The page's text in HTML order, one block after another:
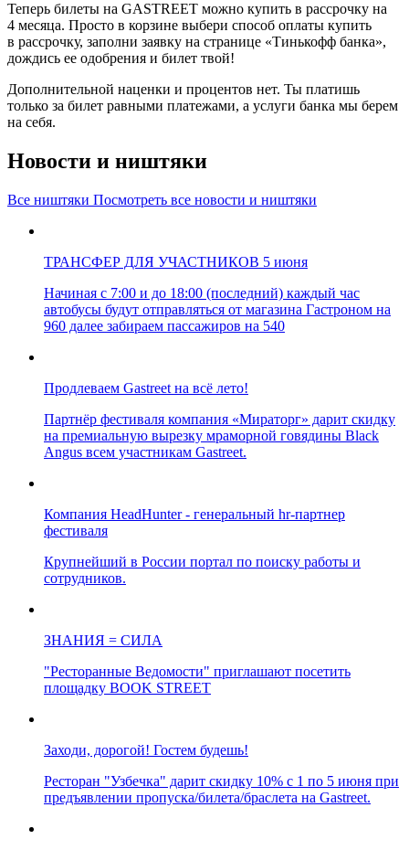
Теперь билеты на GASTREET можно купить в рассрочку на
4 месяца. Просто в корзине выбери способ оплаты купить
в рассрочку, заполни заявку на странице «Тинькофф банка»,
дождись ее одобрения и билет твой!
Дополнительной наценки и процентов нет. Ты платишь
только за билет равными платежами, а услуги банка мы берем
на себя.
Новости и ништяки
Bсе ништяки Посмотреть все новости и ништяки
ТРАНСФЕР ДЛЯ УЧАСТНИКОВ 5 июня
Начиная с 7:00 и до 18:00 (последний) каждый час
автобусы будут отправляться от магазина Гастроном на
960 далее забираем пассажиров на 540
Продлеваем Gastreet на всё лето!
Партнёр фестиваля компания «Мираторг» дарит скидку
на премиальную вырезку мраморной говядины Black
Angus всем участникам Gastreet.
Компания HeadHunter - генеральный hr-партнер
фестиваля
Крупнейший в России портал по поиску работы и
сотрудников.
ЗНАНИЯ = СИЛА
"Ресторанные Ведомости" приглашают посетить
площадку BOOK STREET
Заходи, дорогой! Гостем будешь!
Ресторан "Узбечка" дарит скидку 10% с 1 по 5 июня при
предъявлении пропуска/билета/браслета на Gastreet.